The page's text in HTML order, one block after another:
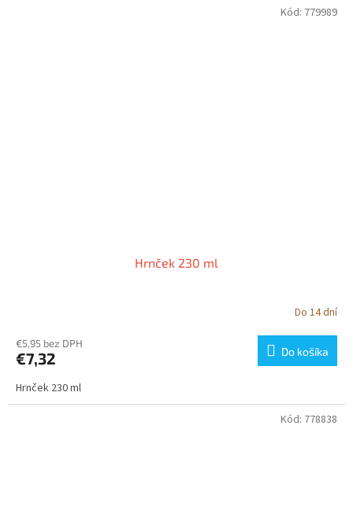
Hrnček 230 ml
Do 14 dní
€5,95 bez DPH
€7,32 Do košíka
Hrnček 230 ml
Kód: 779989
Kód: 778838